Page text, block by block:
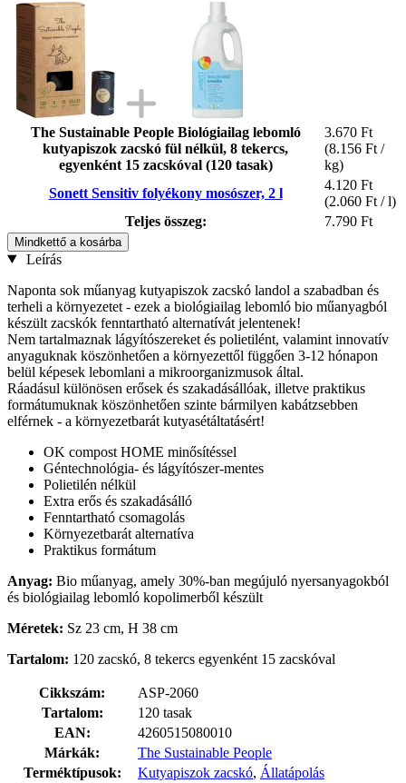
The Sustainable People Biológiailag lebomló
kutyapiszok zacskó fül nélkül, 8 tekercs,
egyenként 15 zacskóval (120 tasak)
3.670 Ft
(8.156 Ft /
kg)
Sonett Sensitiv folyékony mosószer, 2 l
4.120 Ft
(2.060 Ft / l)
Teljes összeg:
7.790 Ft
Mindkettő a kosárba
Leírás
Naponta sok műanyag kutyapiszok zacskó landol a szabadban és
terheli a környezetet - ezek a biológiailag lebomló bio műanyagból
készült zacskók fenntartható alternatívát jelentenek!
Nem tartalmaznak lágyítószereket és polietilént, valamint innovatív
anyaguknak köszönhetően a környezettől függően 3-12 hónapon
belül képesek lebomlani a mikroorganizmusok által.
Ráadásul különösen erősek és szakadásállóak, illetve praktikus
formátumuknak köszönhetően szinte bármilyen kabátzsebben
elférnek - a környezetbarát kutyasétáltatásért!
OK compost HOME minősítéssel
Géntechnológia- és lágyítószer-mentes
Polietilén nélkül
Extra erős és szakadásálló
Fenntartható csomagolás
Környezetbarát alternatíva
Praktikus formátum
Anyag: Bio műanyag, amely 30%-ban megújuló nyersanyagokból
és biológiailag lebomló kopolimerből készült
Méretek: Sz 23 cm, H 38 cm
Tartalom: 120 zacskó, 8 tekercs egyenként 15 zacskóval
Cikkszám:
ASP-2060
Tartalom:
120 tasak
EAN:
4260515080010
Márkák:
The Sustainable People
Terméktípusok:
Kutyapiszok zacskó, Állatápolás